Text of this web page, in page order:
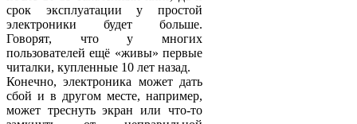
срок эксплуатации у простой
электроники будет больше.
Говорят, что у многих
пользователей ещё «живы» первые
читалки, купленные 10 лет назад.
Конечно, электроника может дать
сбой и в другом месте, например,
может треснуть экран или что-то